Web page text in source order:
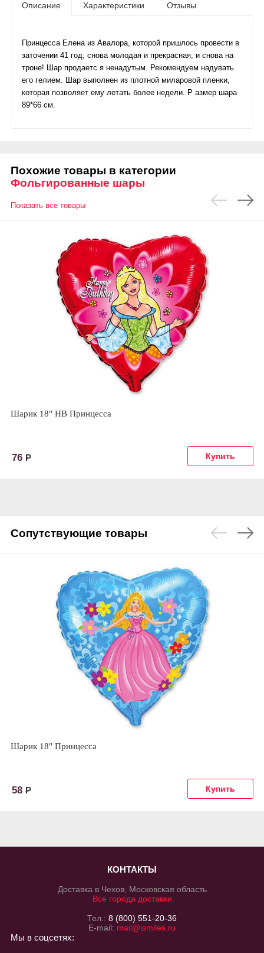
Описание Характеристики Отзывы
Принцесса Елена из Авалора, которой пришлось провести в
заточении 41 год, снова молодая и прекрасная, и снова на
троне! Шар продаетс я ненадутым. Рекомендуем надувать
его гелием. Шар выполнен из плотной миларовой пленки,
которая позволяет ему летать более недели. Р азмер шара
89*66 см.
Похожие товары в категории
Фольгированные шары
Показать все товары
Шарик 18" HB Принцесса
76 Р
Сопутствующие товары
Шарик 18" Принцесса
58 Р
КОНТАКТЫ
Доставка в Чехов, Московская область
Все города доставки
Тел.: 8 (800) 551-20-36
E-mail: mail@ismiles.ru
Мы в соцсетях: